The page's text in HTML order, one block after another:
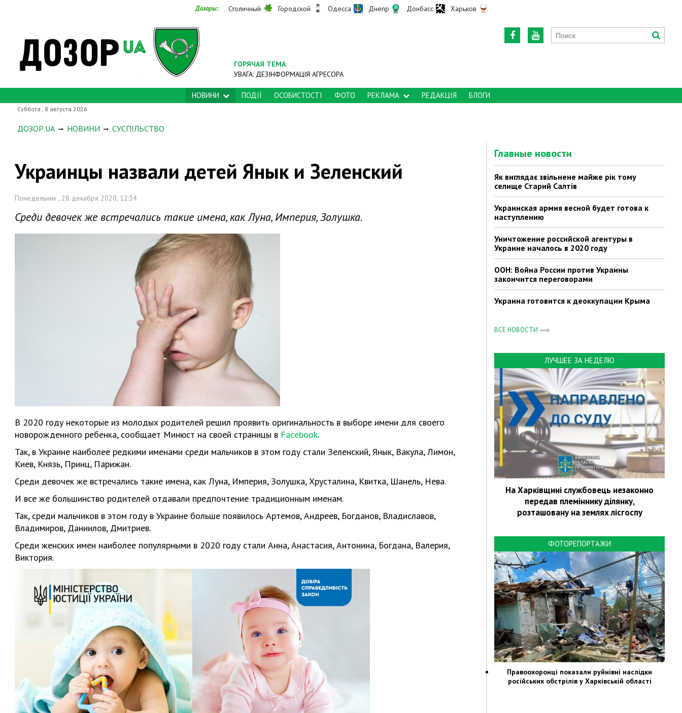
Дозоры: Столичный Городской Одесса Днепр Донбасс Харьков
ГОРЯЧАЯ ТЕМА:
УВАГА: ДЕЗІНФОРМАЦІЯ АГРЕСОРА
НОВИНИ ПОДІЇ ОСОБИСТОСТІ ФОТО РЕКЛАМА РЕДАКЦІЯ БЛОГИ
Суббота , 8 августа 2026
ДОЗОР.UA НОВИНИ СУСПІЛЬСТВО
Украинцы назвали детей Янык и Зеленский
Понедельник , 28 декабря 2020, 12:34
Среди девочек же встречались такие имена, как Луна, Империя, Золушка.
В 2020 году некоторые из молодых родителей решил проявить оригинальность в выборе имени для своего
новорожденного ребенка, сообщает Минюст на своей страницы в Facebook.
Так, в Украине наиболее редкими именами среди мальчиков в этом году стали Зеленский, Янык, Вакула, Лимон,
Киев, Князь, Принц, Парижан.
Среди девочек же встречались такие имена, как Луна, Империя, Золушка, Хрусталина, Квитка, Шанель, Нева.
И все же большинство родителей отдавали предпочтение традиционным именам.
Так, среди мальчиков в этом году в Украине больше появилось Артемов, Андреев, Богданов, Владиславов,
Владимиров, Даниилов, Дмитриев.
Среди женских имен наиболее популярными в 2020 году стали Анна, Анастасия, Антонина, Богдана, Валерия,
Виктория.
Главные новости
Як виглядає звільнене майже рік тому
селище Старий Салтів
Украинская армия весной будет готова к
наступлению
Уничтожение российской агентуры в
Украине началось в 2020 году
ООН: Война России против Украины
закончится переговорами
Украина готовится к деоккупации Крыма
ВСЕ НОВОСТИ
ЛУЧШЕЕ ЗА НЕДЕЛЮ
На Харківщині службовець незаконно
передав племіннику ділянку,
розташовану на землях лісгоспу
ФОТОРЕПОРТАЖИ
Правоохоронці показали руйнівні наслідки
російських обстрілів у Харківській області